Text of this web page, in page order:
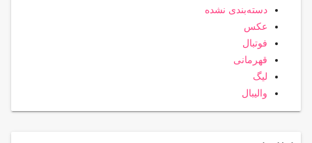
دسته‌بندی نشده
عکس
فوتبال
قهرمانی
لیگ
والیبال